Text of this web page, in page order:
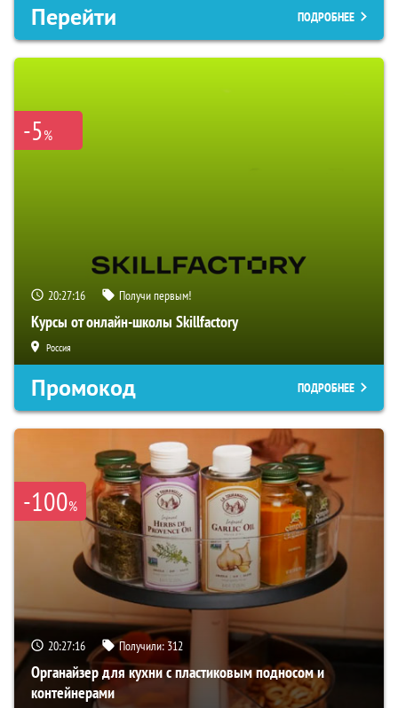
Перейти ПОДРОБНЕЕ
-5%
20:27:15 Получи первым!
Курсы от онлайн-школы Skillfactory
Россия
Промокод ПОДРОБНЕЕ
-100%
20:27:15 Получили: 312
Органайзер для кухни с пластиковым подносом и
контейнерами